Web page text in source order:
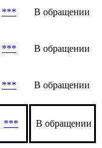
*** В обращении
*** В обращении
*** В обращении
*** В обращении